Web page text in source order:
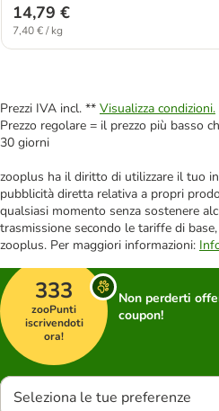
14,79 €
7,40 € / kg
Prezzi IVA incl. ** Visualizza condizioni.
Prezzo regolare = il prezzo più basso
30 giorni
zooplus ha il diritto di utilizzare il tuo
pubblicità diretta relativa a propri
qualsiasi momento senza sostenere
trasmissione secondo le tariffe di
zooplus. Per maggiori informazioni:
333
zooPunti
iscrivendoti
ora!
Non perderti
coupon!
Seleziona le tue preferenze